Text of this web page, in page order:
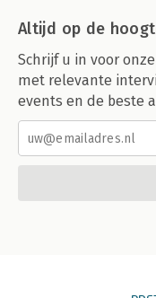
Altijd op de
Schrijf u in voor
met relevante
events en de beste